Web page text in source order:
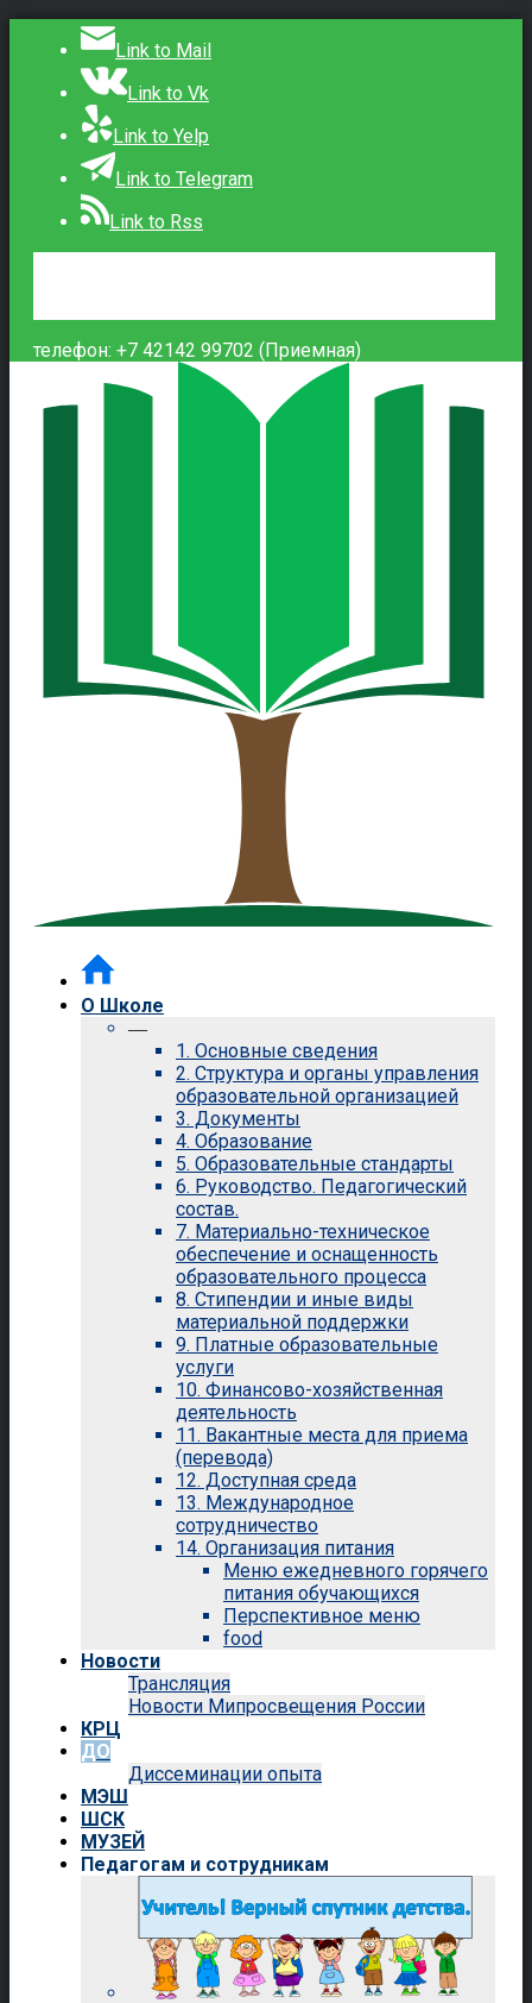
Link to Mail
Link to Vk
Link to Yelp
Link to Telegram
Link to Rss
телефон: +7 42142 99702 (Приемная)
О Школе
—
1. Основные сведения
2. Структура и органы управления
образовательной организацией
3. Документы
4. Образование
5. Образовательные стандарты
6. Руководство. Педагогический
состав.
7. Материально-техническое
обеспечение и оснащенность
образовательного процесса
8. Стипендии и иные виды
материальной поддержки
9. Платные образовательные
услуги
10. Финансово-хозяйственная
деятельность
11. Вакантные места для приема
(перевода)
12. Доступная среда
13. Международное
сотрудничество
14. Организация питания
Меню ежедневного горячего
питания обучающихся
Перспективное меню
food
Новости
Трансляция
Новости Мипросвещения России
КРЦ
ДО
Диссеминации опыта
МЭШ
ШСК
МУЗЕЙ
Педагогам и сотрудникам